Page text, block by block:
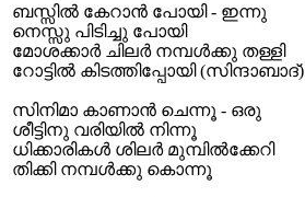
ബസ്സില്‍ കേറാന്‍ പോയി - ഇന്നു
നെസ്സു പിടിച്ചു പോയി
മോശക്കാര്‍ ചിലര്‍ നമ്പള്‍ക്കു തള്ളി
റോട്ടില്‍ കിടത്തിപ്പോയി (സിന്ദാബാദ്)
സിനിമാ കാണാന്‍ ചെന്നൂ - ഒരു
ശീട്ടിനു വരിയില്‍ നിന്നൂ
ധിക്കാരികള്‍ ശിലര്‍ മുമ്പില്‍ക്കേറി
തിക്കി നമ്പള്‍ക്കു കൊന്നൂ